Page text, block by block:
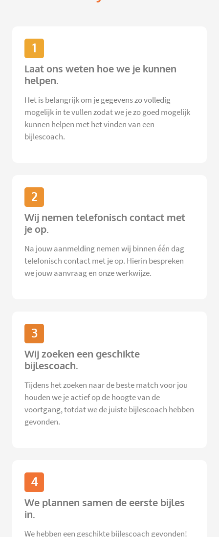
1
Laat ons weten hoe we je kunnen
helpen.
Het is belangrijk om je gegevens zo volledig
mogelijk in te vullen zodat we je zo goed mogelijk
kunnen helpen met het vinden van een
bijlescoach.
2
Wij nemen telefonisch contact met
je op.
Na jouw aanmelding nemen wij binnen één dag
telefonisch contact met je op. Hierin bespreken
we jouw aanvraag en onze werkwijze.
3
Wij zoeken een geschikte
bijlescoach.
Tijdens het zoeken naar de beste match voor jou
houden we je actief op de hoogte van de
voortgang, totdat we de juiste bijlescoach hebben
gevonden.
4
We plannen samen de eerste bijles
in.
We hebben een geschikte bijlescoach gevonden!